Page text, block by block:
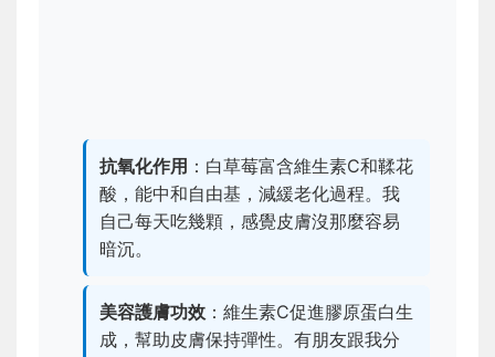
抗氧化作用 ：白草莓富含維生素C和鞣花
酸，能中和自由基，減緩老化過程。我
自己每天吃幾顆，感覺皮膚沒那麼容易
暗沉。
美容護膚功效 ：維生素C促進膠原蛋白生
成，幫助皮膚保持彈性。有朋友跟我分